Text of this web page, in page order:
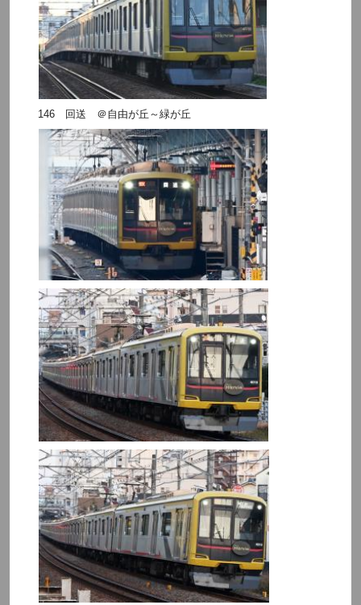
146 回送 ＠自由が丘～緑が丘